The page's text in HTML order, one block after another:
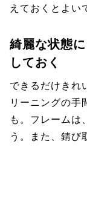
えておくとよい
綺麗な状態に
しておく
できるだけきれ
リーニングの手
も。フレームは
う。また、錆び